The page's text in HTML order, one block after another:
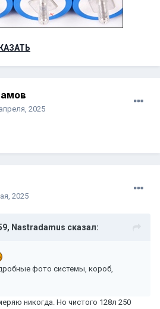
2025
2025
Nastradamus сказал:
фото системы, короб,
никогда. Но чистого 128л 250